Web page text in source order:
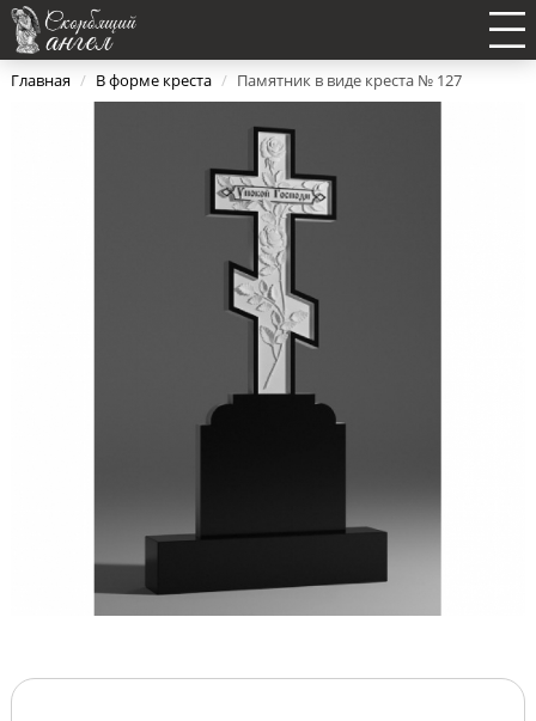
Главная / В форме креста / Памятник в виде креста № 127